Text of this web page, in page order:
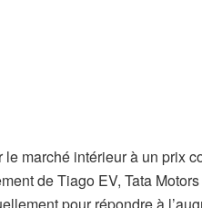
marché intérieur à un prix
de Tiago EV, Tata
pour répondre à